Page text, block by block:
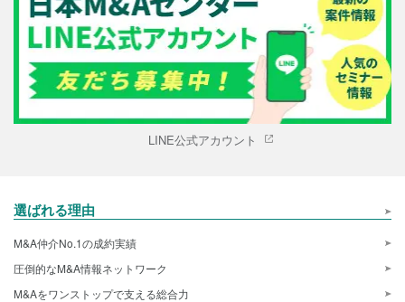
LINE公式アカウント
選ばれる理由
M&A仲介No.1の成約実績
圧倒的なM&A情報ネットワーク
M&Aをワンストップで支える総合力